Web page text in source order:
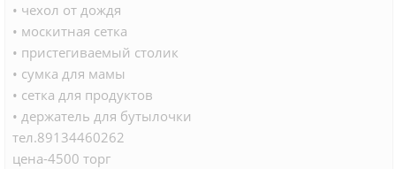
• чехол от дождя
• москитная сетка
• пристегиваемый cтолик
• сумка для мамы
• сетка для продуктов
• держатель для бутылочки
тел.89134460262
цена-4500 торг